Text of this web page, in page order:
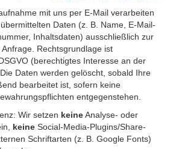
mit uns per E-Mail verarbeiten
Daten (z. B. Name, E-Mail-
Inhaltsdaten) ausschließlich zur
Rechtsgrundlage ist
(berechtigtes Interesse an der
Daten werden gelöscht, sobald Ihre
bearbeitet ist, sofern keine
entgegenstehen.
Wir setzen keineAnalyse- oder
keine Social-Media-Plugins/Share-
Schriftarten (z. B. Google Fonts)